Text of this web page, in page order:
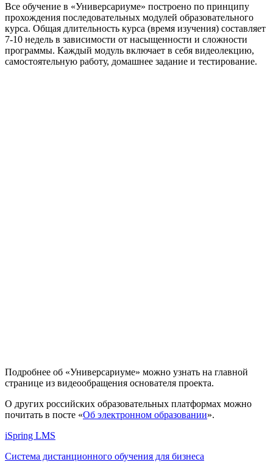
Все обучение в «Универсариуме» построено по принципу
прохождения последовательных модулей образовательного
курса. Общая длительность курса (время изучения) составляет
7-10 недель в зависимости от насыщенности и сложности
программы. Каждый модуль включает в себя видеолекцию,
самостоятельную работу, домашнее задание и тестирование.
Подробнее об «Универсариуме» можно узнать на главной
странице из видеообращения основателя проекта.
О других российских образовательных платформах можно
почитать в посте «Об электронном образовании».
iSpring LMS
Система дистанционного обучения для бизнеса